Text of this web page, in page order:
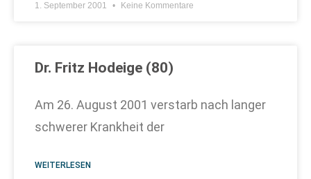
1. September 2001 Keine Kommentare
Dr. Fritz Hodeige (80)
Am 26. August 2001 verstarb nach langer
schwerer Krankheit der
WEITERLESEN